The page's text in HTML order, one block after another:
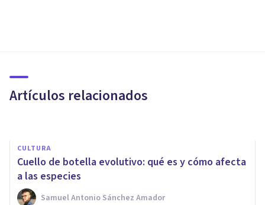
Artículos relacionados
sexual?
CULTURA
Cuello de botella evolutivo: qué es y cómo afecta
a las especies
Samuel Antonio Sánchez Amador